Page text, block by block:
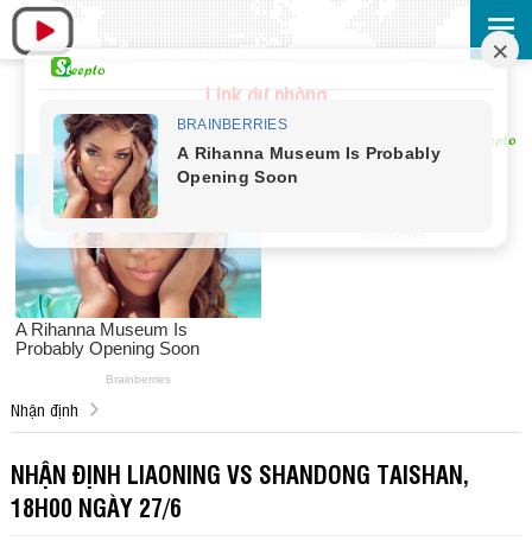
Link dự phòng
Nhận định
NHẬN ĐỊNH LIAONING VS SHANDONG TAISHAN,
18H00 NGÀY 27/6